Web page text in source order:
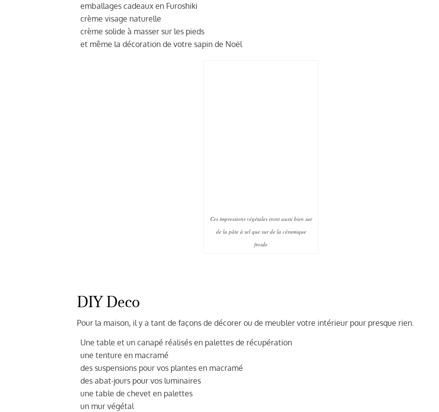
emballages cadeaux en Furoshiki
crème visage naturelle
crème solide à masser sur les pieds
et même la décoration de votre sapin de Noël
Ces impressions végétales iront aussi bien sur
de la pâte à sel que sur de la céramique
froide
DIY Deco
Pour la maison, il y a tant de façons de décorer ou de meubler votre intérieur pour presque rien.
Une table et un canapé réalisés en palettes de récupération
une tenture en macramé
des suspensions pour vos plantes en macramé
des abat-jours pour vos luminaires
une table de chevet en palettes
un mur végétal